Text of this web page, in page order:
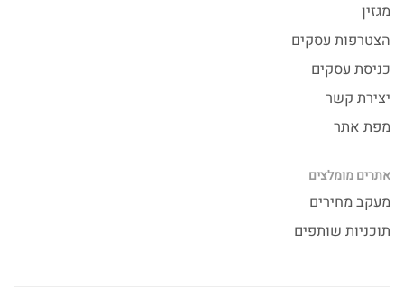
מגזין
הצטרפות עסקים
כניסת עסקים
יצירת קשר
מפת אתר
אתרים מומלצים
מעקב מחירים
תוכניות שותפים